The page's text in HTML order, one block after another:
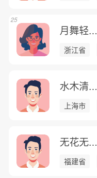
月舞轻...
浙江省
25
水木清...
上海市
无花无...
福建省